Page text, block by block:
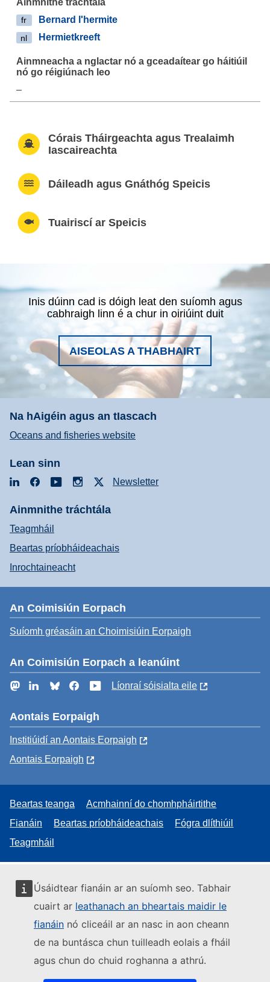
Úsáidtear fianáin ar an suíomh seo. Tabhair
cuairt ar leathanach an bheartais maidir le
fianáin nó cliceáil ar an nasc in aon cheann
de na buntásca chun tuilleadh eolais a fháil
agus chun do chuid roghanna a athrú.
fr Bernard l'hermite
nl Hermietkreeft
–
Córais Tháirgeachta agus Trealaimh
Iascaireachta
Dáileadh agus Gnáthóg Speicis
Tuairiscí ar Speicis
Inis dúinn cad is dóigh leat den suíomh agus
cabhraigh linn é a chur in oiriúint duit
AISEOLAS A THABHAIRT
Na hAigéin agus an tIascach
Oceans and fisheries website
Lean sinn
LinkedInFacebookYouTubeInstagramNewsletter
Ainmnithe tráchtála
Teagmháil
Beartas príobháideachais
Inrochtaineacht
An Coimisiún Eorpach
Suíomh gréasáin an Choimisiúin Eorpaigh
An Coimisiún Eorpach a leanúint
MastodonLinkedInBlueskyFacebookYouTube
Líonraí sóisialta eile
Aontais Eorpaigh
Institiúidí an Aontais Eorpaigh
Aontais Eorpaigh
Beartas teanga
Acmhainní do chomhpháirtithe
Fianáin
Beartas príobháideachais
Fógra dlíthiúil
Teagmháil